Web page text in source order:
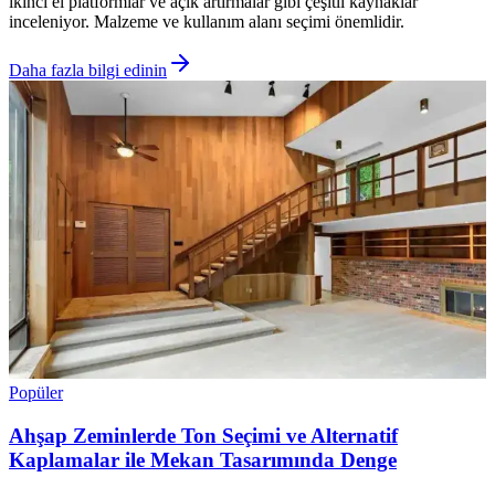
inceleniyor. Malzeme ve kullanım alanı seçimi önemlidir.
Daha fazla bilgi edinin
Popüler
Ahşap Zeminlerde Ton Seçimi ve Alternatif
Kaplamalar ile Mekan Tasarımında Denge